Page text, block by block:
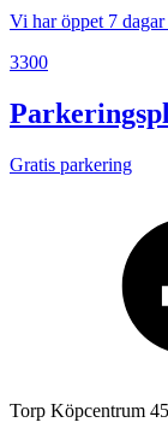
Min
Vi har öppet 7
3300
Gratis parkering
Torp Köpcentrum